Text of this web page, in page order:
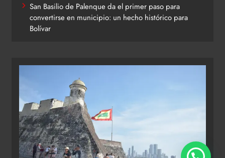
San Basilio de Palenque da el primer paso para
convertirse en municipio: un hecho histórico para
Bolívar